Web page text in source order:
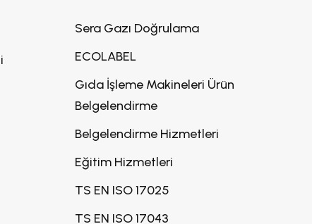
Sera Gazı Doğrulama
ECOLABEL
Gıda İşleme Makineleri Ürün
Belgelendirme
Belgelendirme Hizmetleri
Eğitim Hizmetleri
TS EN ISO 17025
TS EN ISO 17043